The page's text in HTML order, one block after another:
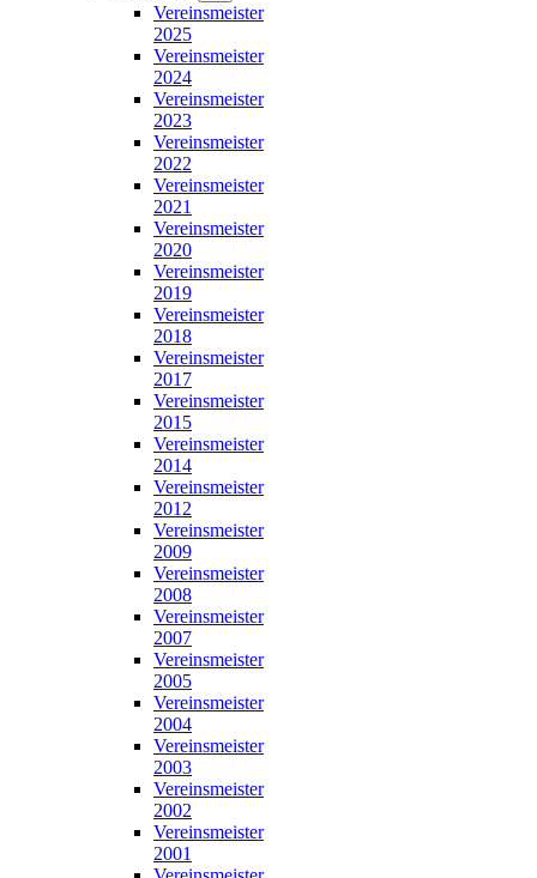
Vereinsmeister
2025
Vereinsmeister
2024
Vereinsmeister
2023
Vereinsmeister
2022
Vereinsmeister
2021
Vereinsmeister
2020
Vereinsmeister
2019
Vereinsmeister
2018
Vereinsmeister
2017
Vereinsmeister
2015
Vereinsmeister
2014
Vereinsmeister
2012
Vereinsmeister
2009
Vereinsmeister
2008
Vereinsmeister
2007
Vereinsmeister
2005
Vereinsmeister
2004
Vereinsmeister
2003
Vereinsmeister
2002
Vereinsmeister
2001